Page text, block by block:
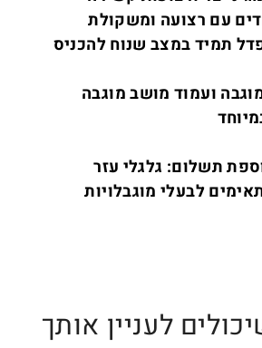
עם רצועה ומשקולת
תמיד במצב שנוח להכניס
ועמוד מושב מוגבה
תשלום: גלגלי עזר
לבעלי מוגבלויות
לעניין אותך